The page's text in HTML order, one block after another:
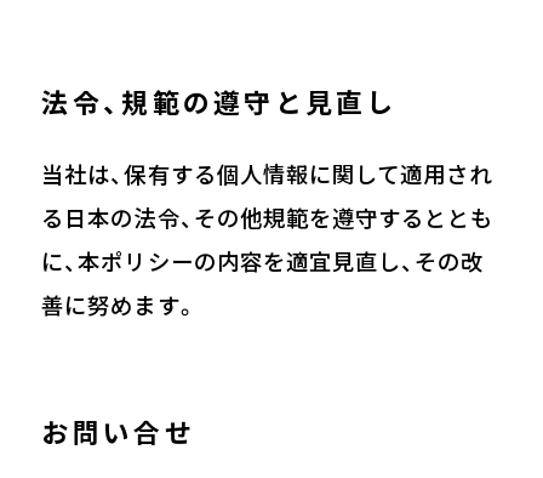
法令、規範の遵守と見直し
当社は、保有する個人情報に関して適用され
る日本の法令、その他規範を遵守するととも
に、本ポリシーの内容を適宜見直し、その改
善に努めます。
お問い合せ